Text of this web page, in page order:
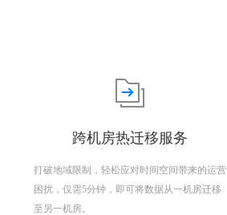
跨机房热迁移服务
打破地域限制，轻松应对时间空间带来的运营
困扰，仅需5分钟，即可将数据从一机房迁移
至另一机房。